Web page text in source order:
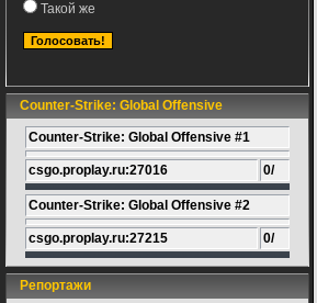
Такой же
Counter-Strike: Global Offensive
Counter-Strike: Global Offensive #1
csgo.proplay.ru:27016 0/
Counter-Strike: Global Offensive #2
csgo.proplay.ru:27215 0/
Репортажи